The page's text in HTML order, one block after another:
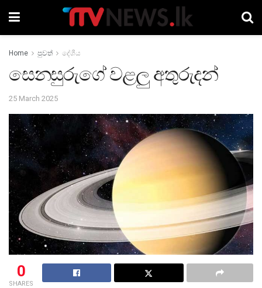
Home පුවත් දේශීය
සෙනසුරුගේ වළලු අතුරුදන්
25 March 2025
0
SHARES